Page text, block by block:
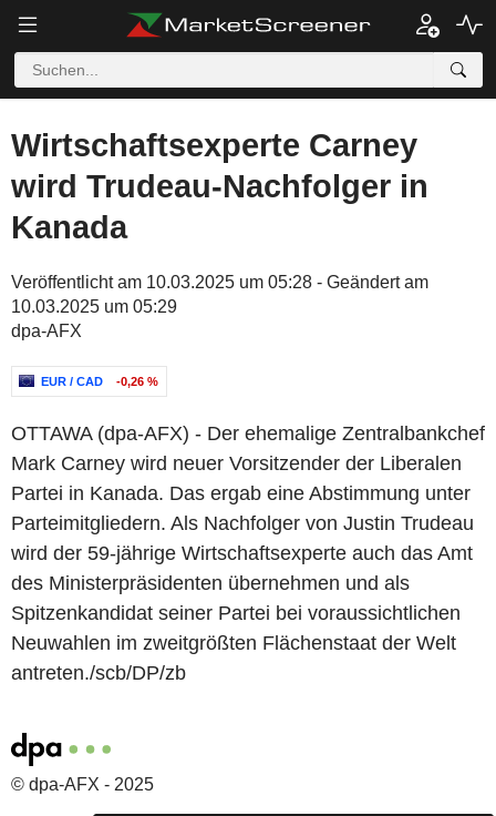
Wirtschaftsexperte Carney
wird Trudeau-Nachfolger in
Kanada
Veröffentlicht am 10.03.2025 um 05:28 - Geändert am
10.03.2025 um 05:29
dpa-AFX
EUR / CAD -0,26 %
OTTAWA (dpa-AFX) - Der ehemalige Zentralbankchef
Mark Carney wird neuer Vorsitzender der Liberalen
Partei in Kanada. Das ergab eine Abstimmung unter
Parteimitgliedern. Als Nachfolger von Justin Trudeau
wird der 59-jährige Wirtschaftsexperte auch das Amt
des Ministerpräsidenten übernehmen und als
Spitzenkandidat seiner Partei bei voraussichtlichen
Neuwahlen im zweitgrößten Flächenstaat der Welt
antreten./scb/DP/zb
© dpa-AFX - 2025